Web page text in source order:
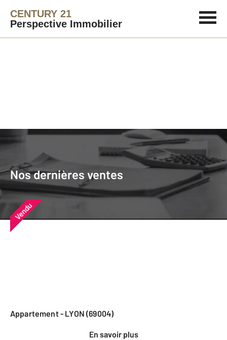
CENTURY 21
Perspective Immobilier
Nos dernières ventes
Nos dernières ventes
Nos derniers biens vendus près de
chez vous
Vendu
Appartement - LYON (69004)
En savoir plus